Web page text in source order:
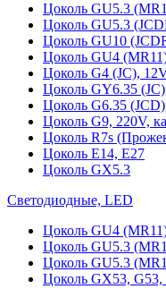
Цоколь GU5.3
Цоколь GU5.3
Цоколь GU10
Цоколь GU4
Цоколь G4 (JC),
Цоколь GY6.35
Цоколь G6.35
Цоколь G9, 220V,
Цоколь R7s
Цоколь E14, E27
Цоколь GX5.3
Светодиодные, LED
Цоколь GU4
Цоколь GU5.3
Цоколь GU5.3
Цоколь GX53,